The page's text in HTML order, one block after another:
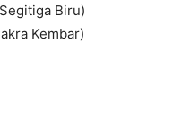
Biru)
Kembar)